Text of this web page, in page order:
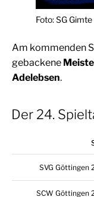
Foto: SG Gimte
Am kommenden
gebackene
Adelebsen.
Der 24.
SVG Göttingen
SCW Göttingen